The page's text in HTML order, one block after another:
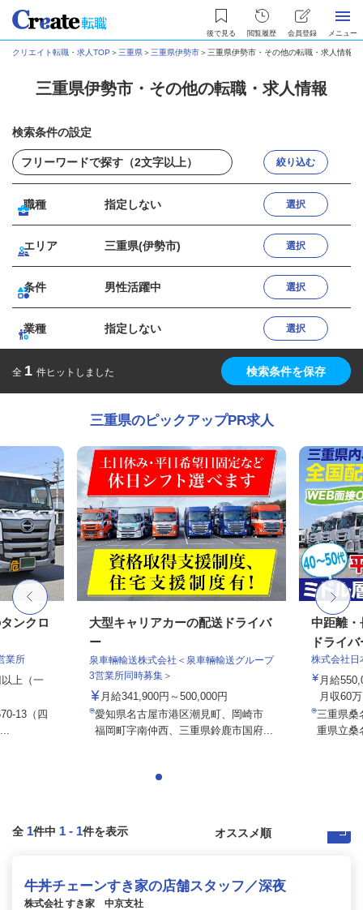
後で見る 閲覧履歴 会員登録 メニュー
クリエイト転職・求人TOP ＞ 三重県＞ 三重県伊勢市＞ 三重県伊勢市・その他の転職・求人情報
三重県伊勢市・その他の転職・求人情報
検索条件の設定
絞り込む
職種 指定しない 選択
エリア 三重県(伊勢市) 選択
条件 男性活躍中 選択
業種 指定しない 選択
全 1 件ヒットしました 検索条件を保存
三重県のピックアップPR求人
ンクロ
業所
上（一
13（四
大型キャリアカーの配送ドライバ
ー
泉車輛輸送株式会社＜泉車輛輸送グループ
3営業所同時募集＞
月給341,900円～500,000円
愛知県名古屋市港区潮見町、岡崎市
福岡町字南仲西、三重県鈴鹿市国府...
中距離・
ドライバ
株式会社日
月給
月収60
三重県桑
重県立
全 1件中 1 - 1件を表示
牛丼チェーンすき家の店舗スタッフ／深夜
株式会社 すき家 中京支社